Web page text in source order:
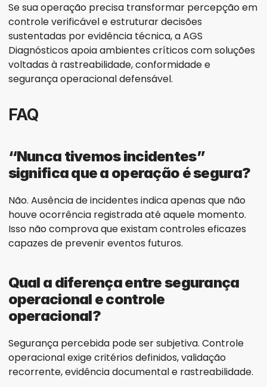
Se sua operação precisa transformar percepção em
controle verificável e estruturar decisões
sustentadas por evidência técnica, a AGS
Diagnósticos apoia ambientes críticos com soluções
voltadas à rastreabilidade, conformidade e
segurança operacional defensável.
FAQ
“Nunca tivemos incidentes”
significa que a operação é segura?
Não. Ausência de incidentes indica apenas que não
houve ocorrência registrada até aquele momento.
Isso não comprova que existam controles eficazes
capazes de prevenir eventos futuros.
Qual a diferença entre segurança
operacional e controle
operacional?
Segurança percebida pode ser subjetiva. Controle
operacional exige critérios definidos, validação
recorrente, evidência documental e rastreabilidade.